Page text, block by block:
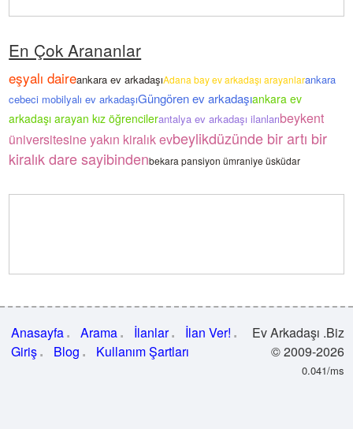
En Çok Arananlar
eşyalı daireankara ev arkadaşıAdana bay ev arkadaşı arayanlarankara
cebeci mobilyalı ev arkadaşıGüngören ev arkadaşıankara ev
arkadaşı arayan kız öğrencilerantalya ev arkadaşı ilanlarıbeykent
üniversitesine yakın kiralık evbeylikdüzünde bir artı bir
kiralık dare sayibindenbekara pansiyon ümraniye üsküdar
Anasayfa Arama İlanlar
İlan Ver!
Giriş
Blog Kullanım Şartları
Ev Arkadaşı .Biz
© 2009-2026
0.041/ms